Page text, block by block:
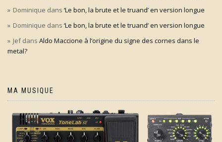
Dominique dans ‘Le bon, la brute et le truand’ en version longue
Dominique dans ‘Le bon, la brute et le truand’ en version longue
Jefdans Aldo Maccione à l’origine du signe des cornes dans le
metal?
MA MUSIQUE